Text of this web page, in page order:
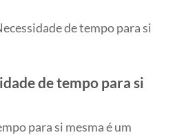
de tempo para si
de tempo para si
para si mesma é um